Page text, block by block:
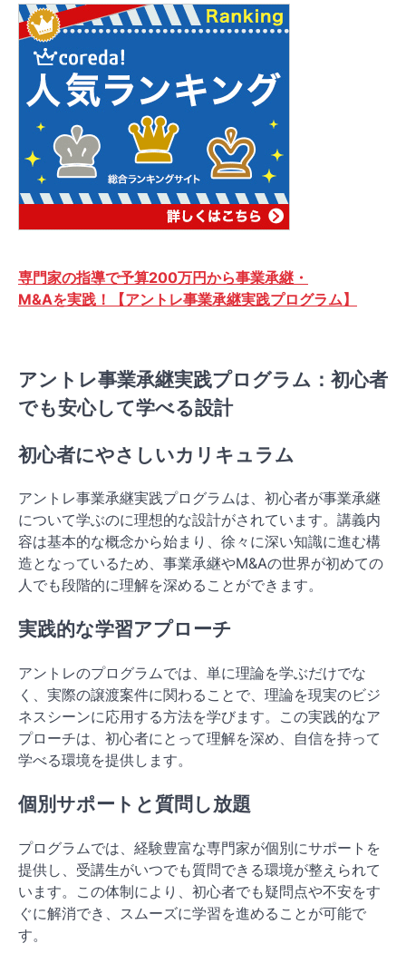
専門家の指導で予算200万円から事業承継・
M&Aを実践！【アントレ事業承継実践プログラム】
アントレ事業承継実践プログラム：初心者
でも安心して学べる設計
初心者にやさしいカリキュラム
アントレ事業承継実践プログラムは、初心者が事業承継
について学ぶのに理想的な設計がされています。講義内
容は基本的な概念から始まり、徐々に深い知識に進む構
造となっているため、事業承継やM&Aの世界が初めての
人でも段階的に理解を深めることができます。
実践的な学習アプローチ
アントレのプログラムでは、単に理論を学ぶだけでな
く、実際の譲渡案件に関わることで、理論を現実のビジ
ネスシーンに応用する方法を学びます。この実践的なア
プローチは、初心者にとって理解を深め、自信を持って
学べる環境を提供します。
個別サポートと質問し放題
プログラムでは、経験豊富な専門家が個別にサポートを
提供し、受講生がいつでも質問できる環境が整えられて
います。この体制により、初心者でも疑問点や不安をす
ぐに解消でき、スムーズに学習を進めることが可能で
す。